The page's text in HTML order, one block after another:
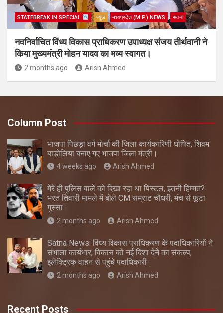
STATEBREAK.IN SPECIAL न्यूज़ मध्यप्रदेश (M.P.) NEWS सतना
नवनिर्वाचित विंध्य विकास प्राधिकरण उपाध्यक्ष संजय तीर्थवानी ने
किया मुख्यमंत्री मोहन यादव का भव्य स्वागत।
2 months ago Arish Ahmed
Column Post
भाजपा पिछड़ा वर्ग मोर्चा की जिला कार्यकारिणी घोषित, शिवम
बाड़ोलिया बनाए गए भाजपा जिला मंत्री।
4 weeks ago Arish Ahmed
मेरे ही पुलिस वाले को दिखा रहा था पिस्टल, इतनी हिम्मत?
भरत तिवारी मामले में बोले CM सम्राट चौधरी, मंच से फूटा
गुस्सा।
2 months ago Arish Ahmed
Satna News: विंध्य विकास प्राधिकरण के पदाधिकारियों ने
संभाला कार्यभार, विकास को नई दिशा देने का संकल्प,
इलेक्ट्रिक वाहन से पहुंचे पदाधिकारी।
2 months ago Arish Ahmed
Recent Posts